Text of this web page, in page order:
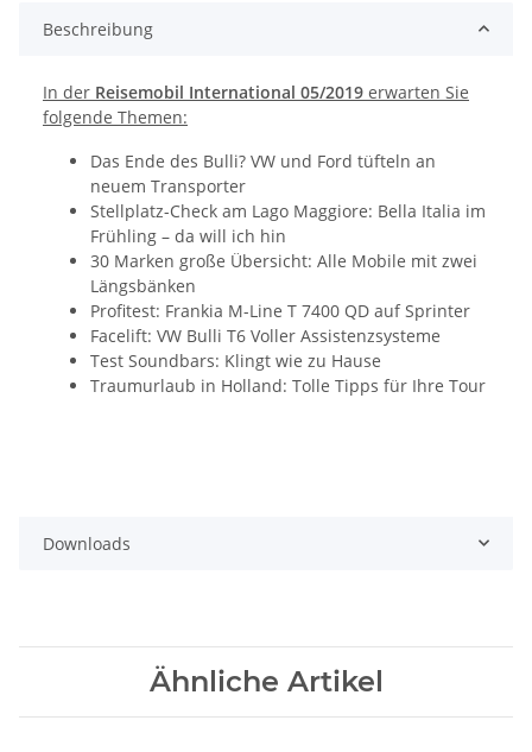
Beschreibung
In der Reisemobil International 05/2019 erwarten Sie
folgende Themen:
Das Ende des Bulli? VW und Ford tüfteln an
neuem Transporter
Stellplatz-Check am Lago Maggiore: Bella Italia im
Frühling – da will ich hin
30 Marken große Übersicht: Alle Mobile mit zwei
Längsbänken
Profitest: Frankia M-Line T 7400 QD auf Sprinter
Facelift: VW Bulli T6 Voller Assistenzsysteme
Test Soundbars: Klingt wie zu Hause
Traumurlaub in Holland: Tolle Tipps für Ihre Tour
Downloads
Ähnliche Artikel